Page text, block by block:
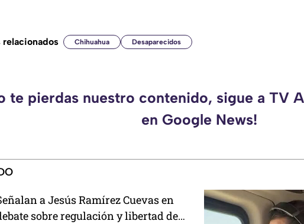
relacionados Chihuahua Desaparecidos
te pierdas nuestro contenido, sigue a TV
en Google News!
a Jesús Ramírez Cuevas en
sobre regulación y libertad de